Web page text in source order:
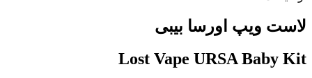
لاست ویپ اورسا بیبی
Lost Vape URSA Baby Kit